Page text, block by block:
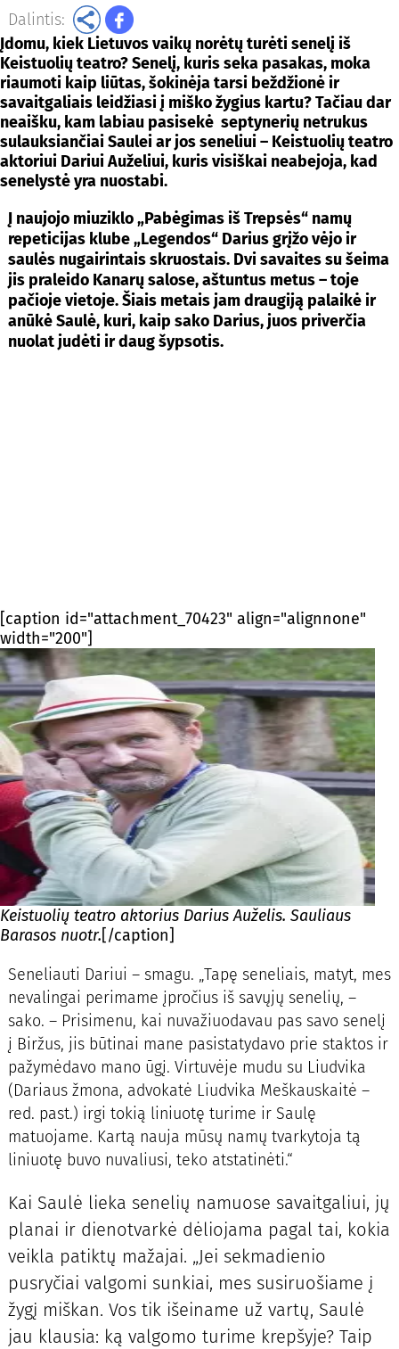
Dalintis:
Įdomu, kiek Lietuvos vaikų norėtų turėti senelį iš
Keistuolių teatro? Senelį, kuris seka pasakas, moka
riaumoti kaip liūtas, šokinėja tarsi beždžionė ir
savaitgaliais leidžiasi į miško žygius kartu? Tačiau dar
neaišku, kam labiau pasisekė septynerių netrukus
sulauksiančiai Saulei ar jos seneliui – Keistuolių teatro
aktoriui Dariui Auželiui, kuris visiškai neabejoja, kad
senelystėyra nuostabi.
Į naujojo miuziklo „Pabėgimas iš Trepsės“ namų
repeticijas klube „Legendos“ Darius grįžo vėjo ir
saulės nugairintais skruostais. Dvi savaites su šeima
jis praleido Kanarų salose, aštuntus metus – toje
pačioje vietoje. Šiais metais jam draugiją palaikė ir
anūkė Saulė, kuri, kaip sako Darius, juos priverčia
nuolat judėti ir daug šypsotis.
[caption id="attachment_70423" align="alignnone"
width="200"]
Keistuolių teatro aktorius Darius Auželis. Sauliaus
Barasos nuotr.[/caption]
Seneliauti Dariui – smagu. „Tapę seneliais, matyt, mes
nevalingai perimame įpročius iš savųjų senelių, –
sako. – Prisimenu, kai nuvažiuodavau pas savo senelį
į Biržus, jis būtinai mane pasistatydavo prie staktos ir
pažymėdavo mano ūgį. Virtuvėje mudu su Liudvika
(Dariaus žmona, advokatė Liudvika Meškauskaitė –
red. past.) irgi tokią liniuotę turime ir Saulę
matuojame. Kartą nauja mūsų namų tvarkytoja tą
liniuotę buvo nuvaliusi, teko atstatinėti.“
Kai Saulė lieka senelių namuose savaitgaliui, jų
planai ir dienotvarkė dėliojama pagal tai, kokia
veikla patiktų mažajai. „Jei sekmadienio
pusryčiai valgomi sunkiai, mes susiruošiame į
žygį miškan. Vos tik išeiname už vartų, Saulė
jau klausia: ką valgomo turime krepšyje? Taip